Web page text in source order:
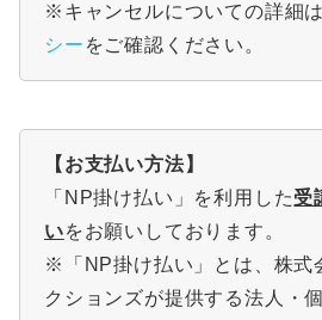
※キャンセルについての詳細は
シー をご確認ください。
【 お支払い方法】
「NP掛け払い」を利用した受
いをお願いしております。
※「NP掛け払い」とは、株式
クションズが提供する法人・